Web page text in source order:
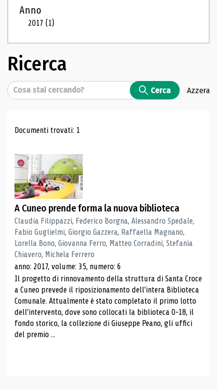
Anno
2017(1)
Ricerca
Cerca Cerca Azzera
Risultati di ricerca
Documenti trovati: 1
A Cuneo prende forma la nuova biblioteca
Claudia Filippazzi, Federico Borgna, Alessandro Spedale,
Fabio Guglielmi, Giorgio Gazzera, Raffaella Magnano,
Lorella Bono, Giovanna Ferro, Matteo Corradini, Stefania
Chiavero, Michela Ferrero
anno: 2017, volume: 35, numero: 6
Il progetto di rinnovamento della struttura di Santa Croce
a Cuneo prevede il riposizionamento dell'intera Biblioteca
Comunale. Attualmente è stato completato il primo lotto
dell'intervento, dove sono collocati la biblioteca 0-18, il
fondo storico, la collezione di Giuseppe Peano, gli uffici
del premio ...